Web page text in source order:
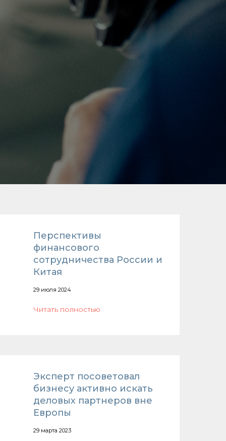
Перспективы
финансового
сотрудничества России и
Китая
29 июля 2024
Читать полностью
Эксперт посоветовал
бизнесу активно искать
деловых партнеров вне
Европы
29 марта 2023